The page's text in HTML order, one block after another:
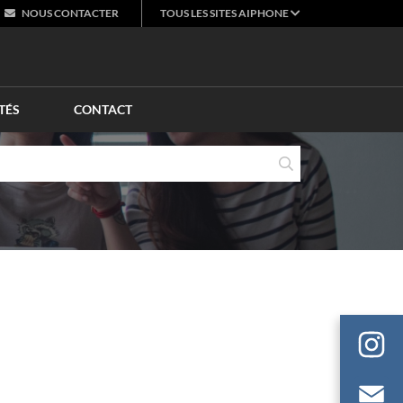
NOUSCONTACTER TOUS LES SITES AIPHONE
CONTACT